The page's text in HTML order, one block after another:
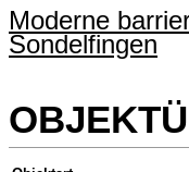
Moderne
Sondelfingen